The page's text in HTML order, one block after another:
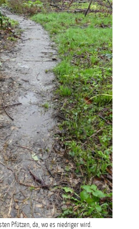
Pfützen, da, wo es niedriger wird.